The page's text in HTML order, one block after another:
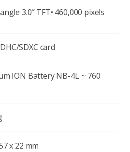
3.0″ TFT• 460,000 pixels
SDXC card
ION Battery NB-4L ~ 760
x 22 mm